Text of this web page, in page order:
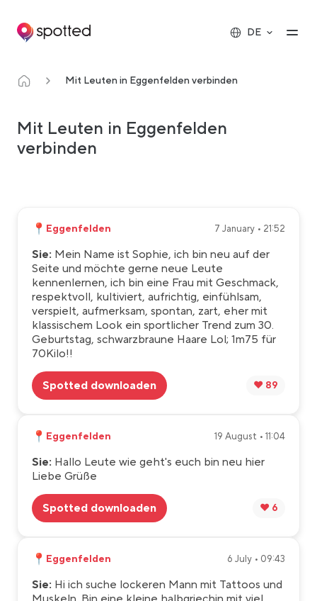
Main navigation
DE
Mit Leuten in Eggenfelden verbinden
Mit Leuten in Eggenfelden
verbinden
📍 Eggenfelden 7 January • 21:52
Sie: Mein Name ist Sophie, ich bin neu auf der
Seite und möchte gerne neue Leute
kennenlernen, ich bin eine Frau mit Geschmack,
respektvoll, kultiviert, aufrichtig, einfühlsam,
verspielt, aufmerksam, spontan, zart, eher mit
klassischem Look ein sportlicher Trend zum 30.
Geburtstag, schwarzbraune Haare Lol; 1m75 für
70Kilo!!
Spotted downloaden ❤️ 89
📍 Eggenfelden 19 August • 11:04
Sie: Hallo Leute wie geht's euch bin neu hier
Liebe Grüße
Spotted downloaden ❤️ 6
📍 Eggenfelden 6 July • 09:43
Sie: Hi ich suche lockeren Mann mit Tattoos und